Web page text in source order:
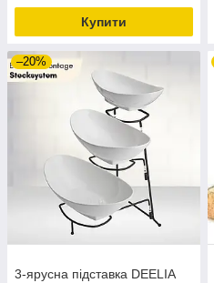
Купити
–20%
3-ярусна підставка DEELIA